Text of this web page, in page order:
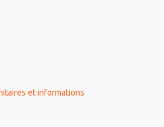
et informations